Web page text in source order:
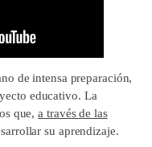
de intensa preparación,
educativo. La
que,a través de las
su aprendizaje.